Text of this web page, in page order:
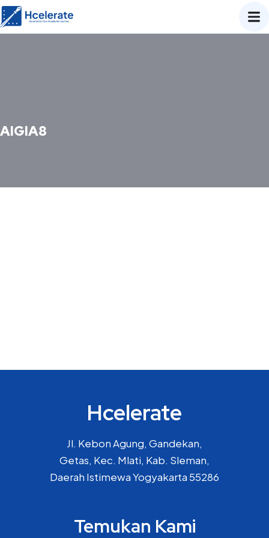
AIGIA8
Hcelerate
Jl. Kebon Agung, Gandekan,
Getas, Kec. Mlati, Kab. Sleman,
Daerah Istimewa Yogyakarta 55286
Temukan Kami